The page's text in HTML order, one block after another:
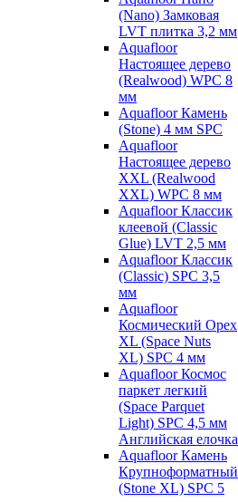
(Nano) Замковая
LVT плитка 3,2 мм
Aquafloor
Настоящее дерево
(Realwood) WPC 8
мм
Aquafloor Камень
(Stone) 4 мм SPC
Aquafloor
Настоящее дерево
XXL (Realwood
XXL) WPC 8 мм
Aquafloor Классик
клеевой (Classic
Glue) LVT 2,5 мм
Aquafloor Классик
(Classic) SPC 3,5
мм
Aquafloor
Космический Орех
XL (Space Nuts
XL) SPC 4 мм
Aquafloor Космос
паркет легкий
(Space Parquet
Light) SPC 4,5 мм
Английская елочка
Aquafloor Камень
Крупноформатный
(Stone XL) SPC 5